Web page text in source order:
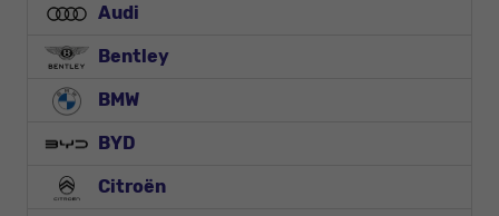
Audi
Bentley
BMW
BYD
Citroën